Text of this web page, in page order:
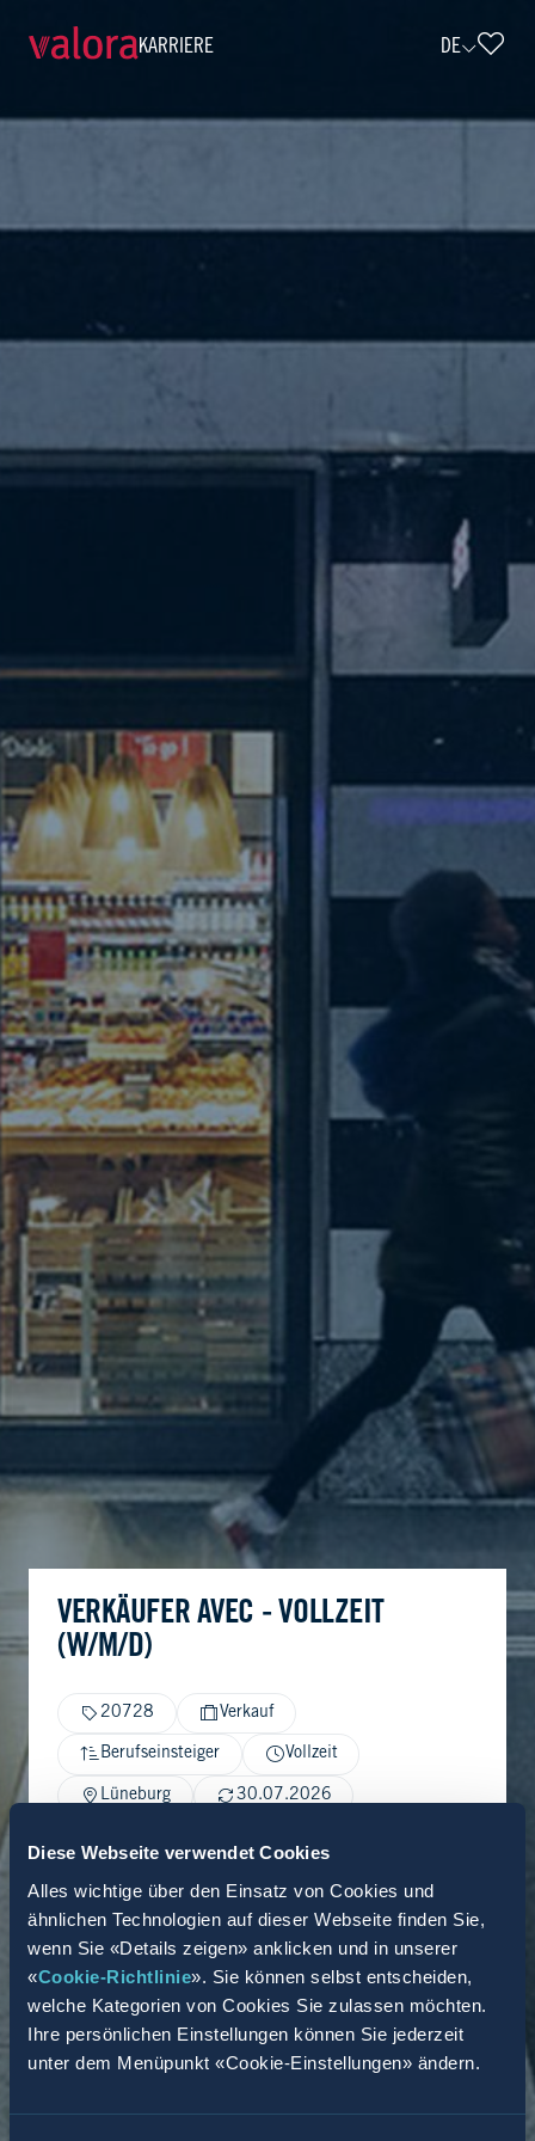
Diese Webseite verwendet Cookies
Alles wichtige über den Einsatz von Cookies und
ähnlichen Technologien auf dieser Webseite finden Sie,
wenn Sie «Details zeigen» anklicken und in unserer
«Cookie-Richtlinie». Sie können selbst entscheiden,
welche Kategorien von Cookies Sie zulassen möchten.
Ihre persönlichen Einstellungen können Sie jederzeit
unter dem Menüpunkt «Cookie-Einstellungen» ändern.
KARRIERE DE
Verkäufer avec - Vollzeit (w/m/d) •
VERKÄUFER AVEC - VOLLZEIT
(W/M/D)
20728 Verkauf
Berufseinsteiger Vollzeit
Lüneburg 30.07.2026